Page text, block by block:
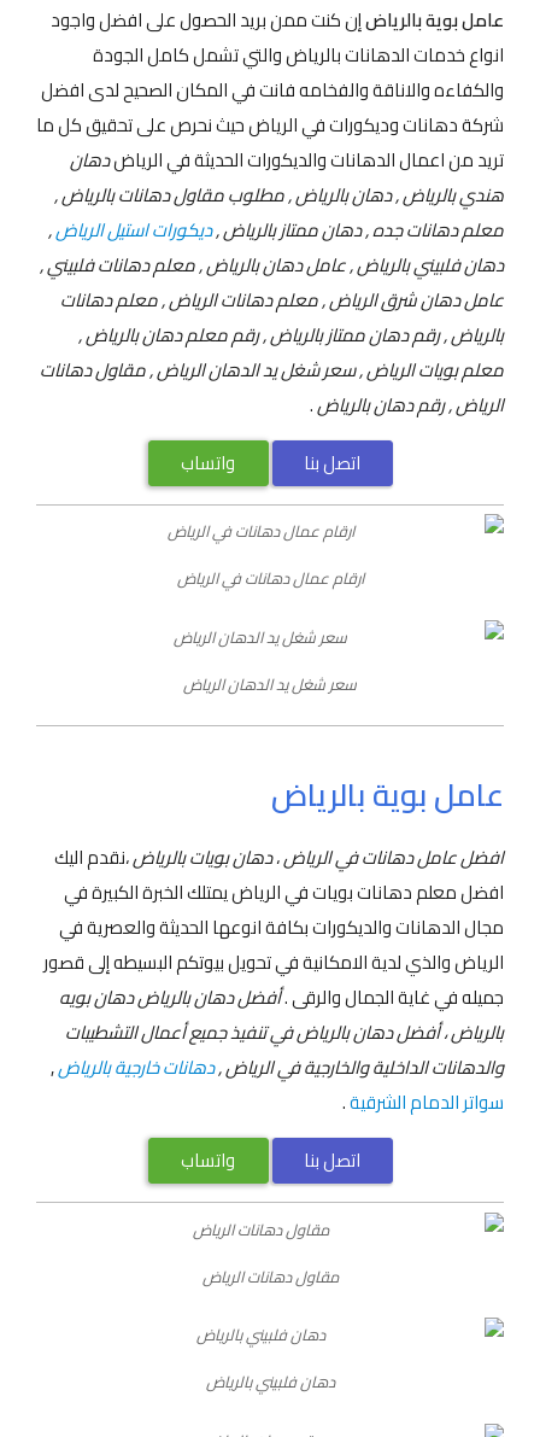
عامل بوية بالرياضإن كنت ممن بريد الحصول على افضل واجود
انواع خدمات الدهانات بالرياض والتي تشمل كامل الجودة
والكفاءه والاناقة والفخامه فانت في المكان الصحيح لدى افضل
شركة دهانات وديكورات في الرياض حيث نحرص على تحقيق كل ما
تريد من اعمال الدهانات والديكورات الحديثة في الرياضدهان
هندي بالرياض , دهان بالرياض , مطلوب مقاول دهانات بالرياض ,
معلم دهانات جده , دهان ممتاز بالرياض ,ديكورات استيل الرياض,
دهان فلبيني بالرياض , عامل دهان بالرياض , معلم دهانات فلبيني ,
عامل دهان شرق الرياض , معلم دهانات الرياض , معلم دهانات
بالرياض , رقم دهان ممتاز بالرياض , رقم معلم دهان بالرياض ,
معلم بويات الرياض , سعر شغل يد الدهان الرياض , مقاول دهانات
الرياض , رقم دهان بالرياض.
اتصل بنا
واتساب
ارقام عمال دهانات في الرياض
سعر شغل يد الدهان الرياض
عامل بوية بالرياض
افضل عامل دهانات في الرياض،دهان بويات بالرياض،نقدم اليك
افضل معلم دهانات بويات في الرياض يمتلك الخبرة الكبيرة في
مجال الدهانات والديكورات بكافة انوعها الحديثة والعصرية في
الرياض والذي لدية الامكانية في تحويل بيوتكم البسيطه إلى قصور
جميله في غاية الجمال والرقى .أفضل دهان بالرياض دهان بويه
بالرياض ، أفضل دهان بالرياض في تنفيذ جميع أعمال التشطيبات
والدهانات الداخلية والخارجية في الرياض ,دهانات خارجية بالرياض,
سواتر الدمام الشرقية.
اتصل بنا
واتساب
مقاول دهانات الرياض
دهان فلبيني بالرياض